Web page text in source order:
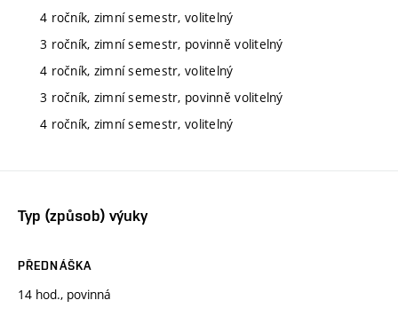
4 ročník, zimní semestr, volitelný
3 ročník, zimní semestr, povinně volitelný
4 ročník, zimní semestr, volitelný
3 ročník, zimní semestr, povinně volitelný
4 ročník, zimní semestr, volitelný
Typ (způsob) výuky
PŘEDNÁŠKA
14 hod., povinná